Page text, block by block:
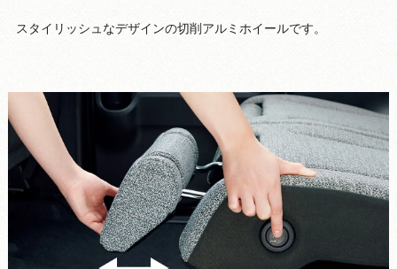
スタイリッシュなデザインの切削アルミホイールです。